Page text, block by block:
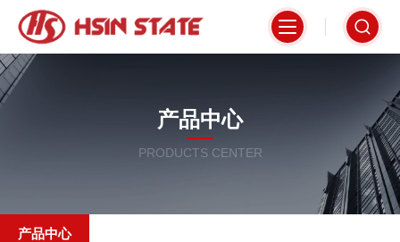
产品中心
PRODUCTS CENTER
产品中心